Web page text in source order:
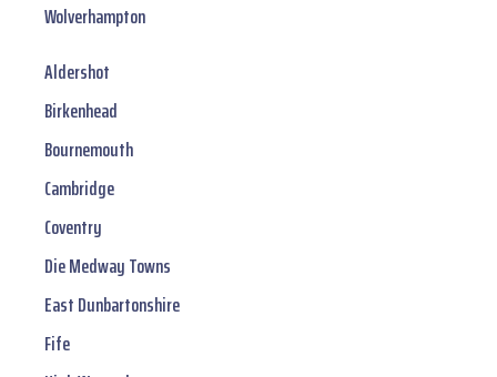
Wolverhampton
Aldershot
Birkenhead
Bournemouth
Cambridge
Coventry
Die Medway Towns
East Dunbartonshire
Fife